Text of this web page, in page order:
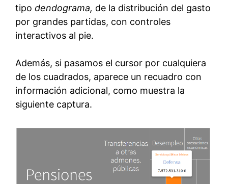
tipo dendograma, de la distribución del gasto
por grandes partidas, con controles
interactivos al pie.
Además, si pasamos el cursor por cualquiera
de los cuadrados, aparece un recuadro con
información adicional, como muestra la
siguiente captura.